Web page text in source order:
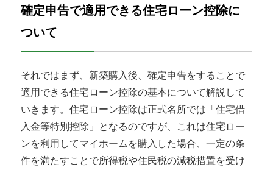
確定申告で適用できる住宅ローン控除に
ついて
それではまず、新築購入後、確定申告をすることで
適用できる住宅ローン控除の基本について解説して
いきます。住宅ローン控除は正式名所では「住宅借
入金等特別控除」となるのですが、これは住宅ロー
ンを利用してマイホームを購入した場合、一定の条
件を満たすことで所得税や住民税の減税措置を受け